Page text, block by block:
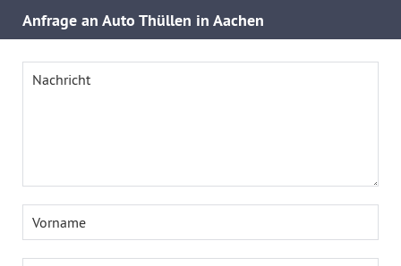
Anfrage an Auto Thüllen in Aachen
Nachricht
Vorname